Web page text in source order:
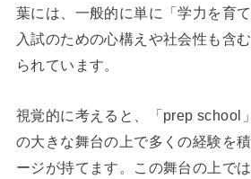
葉には、一般的に単に「学力を育
入試のための心構えや社会性も含
られています。
視覚的に考えると、「prep school
の大きな舞台の上で多くの経験を
ージが持てます。この舞台の上で